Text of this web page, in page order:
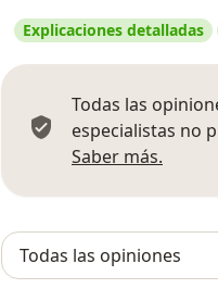
Explicaciones detalladas
Todas las
especialistas no
Saber más.